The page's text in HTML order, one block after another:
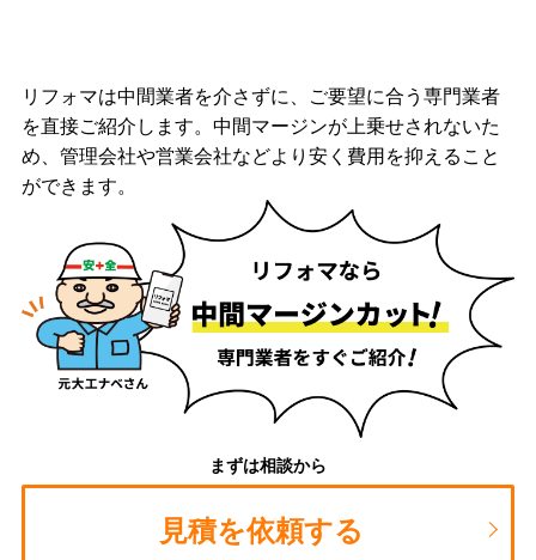
リフォマは中間業者を介さずに、ご要望に合う専門業者
を直接ご紹介します。中間マージンが上乗せされないた
め、管理会社や営業会社などより安く費用を抑えること
ができます。
まずは相談から
見積を依頼する